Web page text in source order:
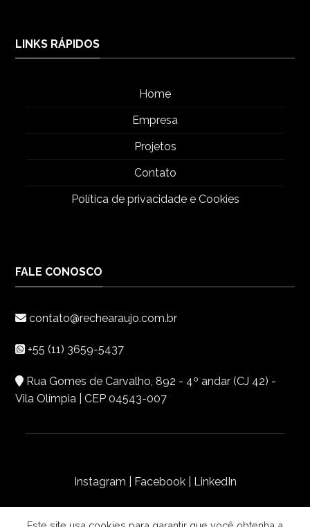
LINKS RÁPIDOS
Home
Empresa
Projetos
Contato
Política de privacidade e Cookies
FALE CONOSCO
contato@rechearaujo.com.br
+55 (11) 3659-5437
Rua Gomes de Carvalho, 892 - 4º andar (CJ 42) -
Vila Olímpia | CEP 04543-007
Instagram Facebook| LinkedIn
Copyright 2026 ©Reche Araújo- Desenvolvido